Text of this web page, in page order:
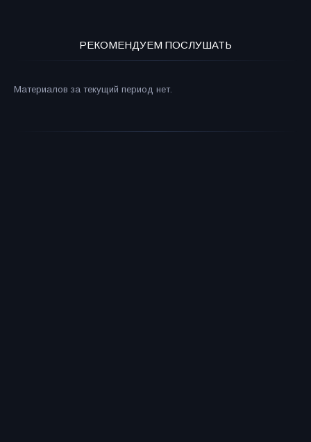
РЕКОМЕНДУЕМ ПОСЛУШАТЬ
Материалов за текущий период нет.